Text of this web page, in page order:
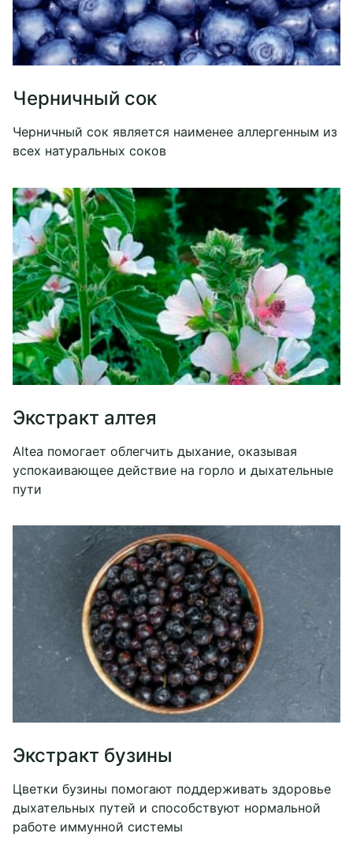
Черничный сок
Черничный сок является наименее аллергенным из
всех натуральных соков
Экстракт алтея
Altea помогает облегчить дыхание, оказывая
успокаивающее действие на горло и дыхательные
пути
Экстракт бузины
Цветки бузины помогают поддерживать здоровье
дыхательных путей и способствуют нормальной
работе иммунной системы